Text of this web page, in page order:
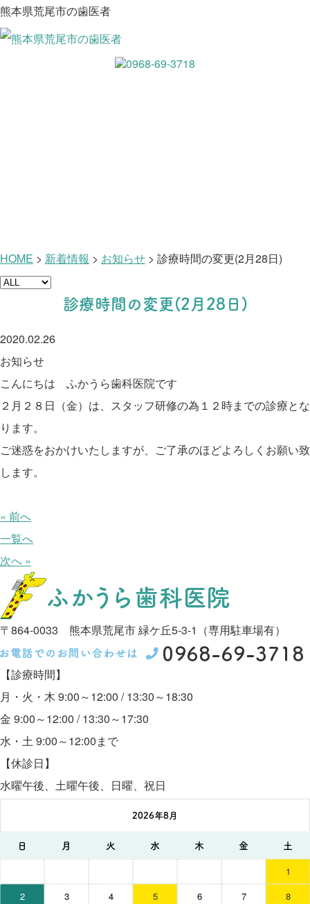
熊本県荒尾市の歯医者
HOME > 新着情報 > お知らせ > 診療時間の変更(2月28日)
診療時間の変更(2月28日)
2020.02.26
お知らせ
こんにちは ふかうら歯科医院です
２月２８日（金）は、スタッフ研修の為１２時までの診療とな
ります。
ご迷惑をおかけいたしますが、ご了承のほどよろしくお願い致
します。
« 前へ
一覧へ
次へ »
〒864-0033 熊本県荒尾市 緑ケ丘5-3-1（専用駐車場有）
【診療時間】
月・火・木 9:00～12:00 / 13:30～18:30
金 9:00～12:00 / 13:30～17:30
水・土 9:00～12:00まで
【休診日】
水曜午後、土曜午後、日曜、祝日
2026年8月
日 月 火 水 木 金 土
1
2
3 4 5 6 7
8